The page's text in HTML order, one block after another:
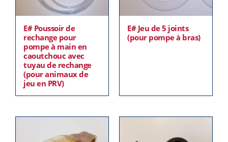
E# Poussoir de
rechange pour
pompe à main en
caoutchouc avec
tuyau de rechange
(pour animaux de
jeu en PRV)
E# Jeu de 5 joints
(pour pompe à bras)